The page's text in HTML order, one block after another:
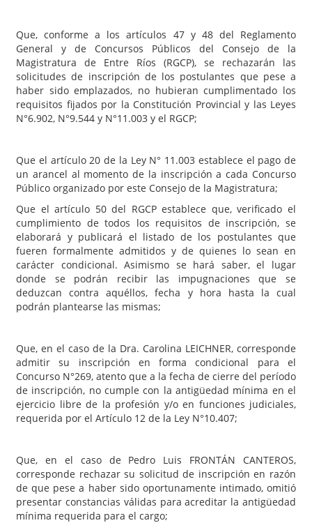
Que, conforme a los artículos 47 y 48 del Reglamento
General y de Concursos Públicos del Consejo de la
Magistratura de Entre Ríos (RGCP), se rechazarán las
solicitudes de inscripción de los postulantes que pese a
haber sido emplazados, no hubieran cumplimentado los
requisitos fijados por la Constitución Provincial y las Leyes
N°6.902, N°9.544 y N°11.003 y el RGCP;
Que el artículo 20 de la Ley N° 11.003 establece el pago de
un arancel al momento de la inscripción a cada Concurso
Público organizado por este Consejo de la Magistratura;
Que el artículo 50 del RGCP establece que, verificado el
cumplimiento de todos los requisitos de inscripción, se
elaborará y publicará el listado de los postulantes que
fueren formalmente admitidos y de quienes lo sean en
carácter condicional. Asimismo se hará saber, el lugar
donde se podrán recibir las impugnaciones que se
deduzcan contra aquéllos, fecha y hora hasta la cual
podrán plantearse las mismas;
Que, en el caso de la Dra. Carolina LEICHNER, corresponde
admitir su inscripción en forma condicional para el
Concurso N°269, atento que a la fecha de cierre del período
de inscripción, no cumple con la antigüedad mínima en el
ejercicio libre de la profesión y/o en funciones judiciales,
requerida por el Artículo 12 de la Ley N°10.407;
Que, en el caso de Pedro Luis FRONTÁN CANTEROS,
corresponde rechazar su solicitud de inscripción en razón
de que pese a haber sido oportunamente intimado, omitió
presentar constancias válidas para acreditar la antigüedad
mínima requerida para el cargo;